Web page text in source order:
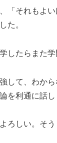
「それもよ
た。
したらまた学
して、わか
を利通に話し
ろしい。そ